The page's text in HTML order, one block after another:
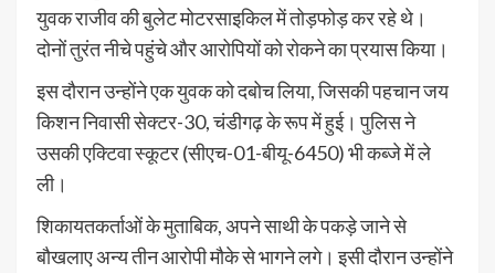
युवक राजीव की बुलेट मोटरसाइकिल में तोड़फोड़ कर रहे थे।
दोनों तुरंत नीचे पहुंचे और आरोपियों को रोकने का प्रयास किया।
इस दौरान उन्होंने एक युवक को दबोच लिया, जिसकी पहचान जय
किशन निवासी सेक्टर-30, चंडीगढ़ के रूप में हुई। पुलिस ने
उसकी एक्टिवा स्कूटर (सीएच-01-बीयू-6450) भी कब्जे में ले
ली।
शिकायतकर्ताओं के मुताबिक, अपने साथी के पकड़े जाने से
बौखलाए अन्य तीन आरोपी मौके से भागने लगे। इसी दौरान उन्होंने